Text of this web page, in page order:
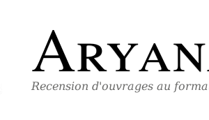
Recension d'ouvrages au